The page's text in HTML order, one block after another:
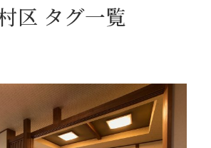
覧
区 タグ一覧